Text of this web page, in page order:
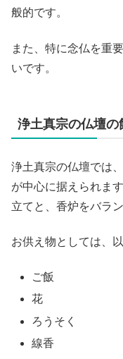
般的です。
また、特に念仏を重
いです。
浄土真宗の仏壇の
浄土真宗の仏壇では
が中心に据えられま
立てと、香炉をバラ
お供え物としては、
ご飯
花
ろうそく
線香